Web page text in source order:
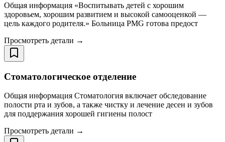
Общая информация «Воспитывать детей с хорошим
здоровьем, хорошим развитием и высокой самооценкой —
цель каждого родителя.» Больница PMG готова предост
Просмотреть детали →
Стоматологическое отделение
Общая информация Стоматология включает обследование
полости рта и зубов, а также чистку и лечение десен и зубов
для поддержания хорошей гигиены полост
Просмотреть детали →